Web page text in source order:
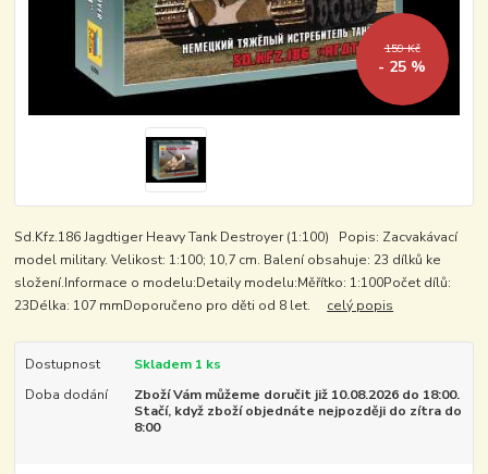
159 Kč
- 25 %
Sd.Kfz.186 Jagdtiger Heavy Tank Destroyer (1:100) Popis: Zacvakávací
model military. Velikost: 1:100; 10,7 cm. Balení obsahuje: 23 dílků ke
složení.Informace o modelu:Detaily modelu:Měřítko: 1:100Počet dílů:
23Délka: 107 mmDoporučeno pro děti od 8 let. celý popis
Dostupnost
Skladem 1 ks
Doba dodání
Zboží Vám můžeme doručit již 10.08.2026 do 18:00.
Stačí, když zboží objednáte nejpozději do zítra do
8:00